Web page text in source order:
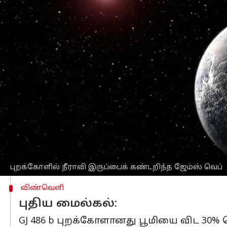
புறக்கோளில் நீராவி இருப்பைக் கண்டறிந்த ஜேம்ஸ் வெப்
எழுதியவர் Prasanna Venkatesh May 02, 2023 05:11 pm
செய்தி முன்னோட்டம்
புறக்கோள் ஒன்றில் நீராவி
ஆனால், அது குறிப்பிட்ட புறக்கோளில்
வெளிப்பட்டதா என விஞ்ஞானிகளால்
GJ 486 b எனப் பெயரிடப்பட்டிருக்கும்
எனவே, அதில் வளிமண்டலம்
ஆனால், நீராவி இருப்பதற்கான
காட்டுவதாக தெரிவித்திருக்கிறார்கள்.
வாயுக்களால் ஆன புறக்கோள்களில்
விண்வெளி
புதிய மைல்கல்:
GJ 486 b புறக்கோளானது பூமியை விட